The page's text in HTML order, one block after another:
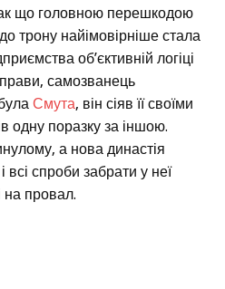
Так що головною перешкодою
трону найімовірніше стала
об’єктивній логіці
самозванець
Смута, він сіяв її своїми
одну поразку за іншою.
а нова династія
спроби забрати у неї
на провал.